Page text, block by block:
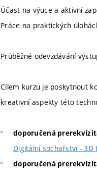
Účast na výuce a aktivní
Práce na praktických
Průběžné odevzdávání
Cílem kurzu je poskytnout
kreativní aspekty této
doporučená
Digitální sochařství - 3D
doporučená